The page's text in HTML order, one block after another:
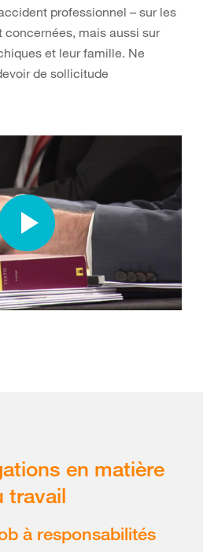
professionnel – sur les
mais aussi sur
et leur famille. Ne
de sollicitude
en matière
travail
à responsabilités